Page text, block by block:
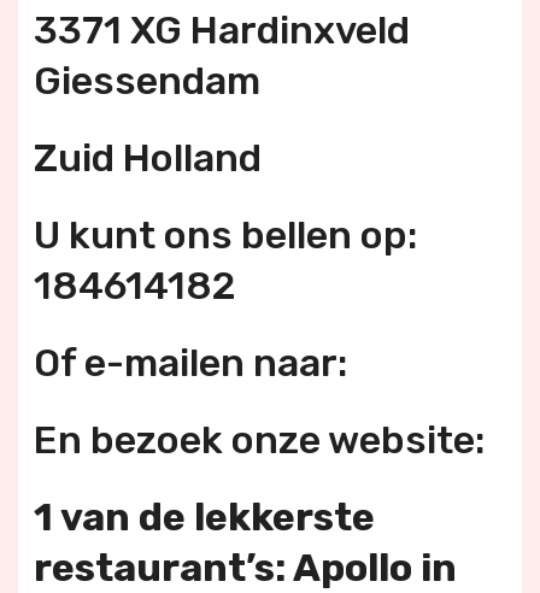
3371 XG Hardinxveld
Giessendam
Zuid Holland
U kunt ons bellen op:
184614182
Of e-mailen naar:
En bezoek onze website:
1 van de lekkerste
restaurant’s: Apollo in